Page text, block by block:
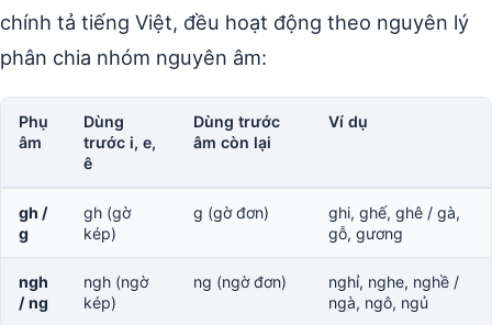
chính tả tiếng Việt, đều hoạt động theo nguyên lý
phân chia nhóm nguyên âm:
Phụ
âm
Dùng
trước i, e,
ê
Dùng trước
âm còn lại
Ví dụ
gh /
g
gh (gờ
kép)
g (gờ đơn)
ghi, ghế, ghê / gà,
gỗ, gương
ngh
/ ng
ngh (ngờ
kép)
ng (ngờ đơn)
nghỉ, nghe, nghề /
ngà, ngô, ngủ